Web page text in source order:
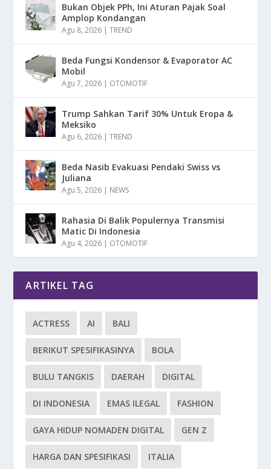
Bukan Objek PPh, Ini Aturan Pajak Soal
Amplop Kondangan
Agu 8, 2026 |TREND
Beda Fungsi Kondensor & Evaporator AC
Mobil
Agu 7, 2026 | OTOMOTIF
Trump Sahkan Tarif 30% Untuk Eropa &
Meksiko
Agu 6, 2026 |TREND
Beda Nasib Evakuasi Pendaki Swiss vs
Juliana
Agu 5, 2026 | NEWS
Rahasia Di Balik Populernya Transmisi
Matic Di Indonesia
Agu 4, 2026 | OTOMOTIF
ARTIKEL TAG
ACTRESS AI BALI
BERIKUT SPESIFIKASINYA BOLA
BULU TANGKIS DAERAH DIGITAL
DI INDONESIA EMAS ILEGAL FASHION
GAYA HIDUP NOMADEN DIGITAL GEN Z
HARGA DAN SPESIFIKASI ITALIA